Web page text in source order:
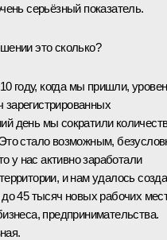
серьёзный показатель.
это сколько?
году, когда мы пришли,
день мы сократили
стало возможным,
у нас активно заработали
и нам удалось
45 тысяч новых рабочих
предпринимательства.